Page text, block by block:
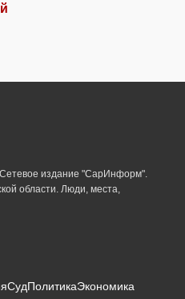
издание "СарИнформ".
области. Люди, места,
СудПолитикаЭкономика